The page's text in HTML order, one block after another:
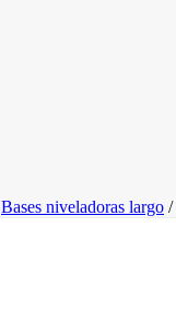
Bases niveladoras largo /